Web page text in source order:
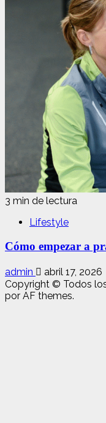
3 min de lectura
Lifestyle
Cómo empezar a
admin
abril 17, 2026
Copyright © Todos
por AF themes.